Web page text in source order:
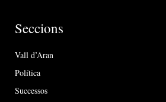
Seccions
Vall d’Aran
Política
Successos